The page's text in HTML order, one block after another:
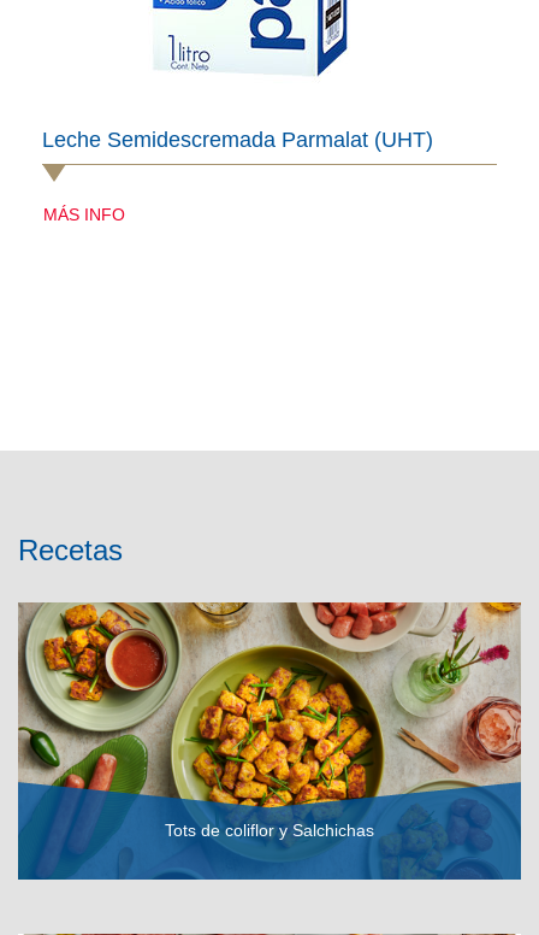
Leche Semidescremada Parmalat (UHT)
MÁS INFO
Recetas
Tots de coliflor y Salchichas